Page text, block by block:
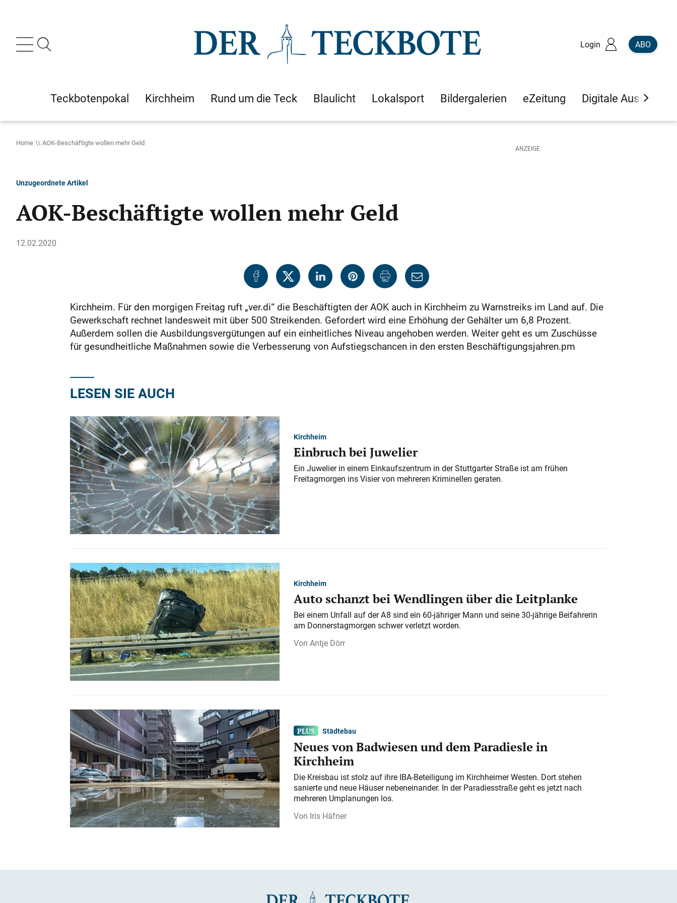
Login ABO
Teckbotenpokal Kirchheim Rund um die Teck Blaulicht Lokalsport Bildergalerien eZeitung Digitale Ausgaben
Home AOK-Beschäftigte wollen mehr Geld
Unzugeordnete Artikel
AOK-Beschäftigte wollen mehr Geld
12.02.2020
Kirchheim. Für den morgigen Freitag ruft „ver.di“ die Beschäftigten der AOK auch in Kirchheim zu Warnstreiks im Land auf. Die
Gewerkschaft rechnet landesweit mit über 500 Streikenden. Gefordert wird eine Erhöhung der Gehälter um 6,8 Prozent.
Außerdem sollen die Ausbildungsvergütungen auf ein einheitliches Niveau angehoben werden. Weiter geht es um Zuschüsse
für gesundheitliche Maßnahmen sowie die Verbesserung von Aufstiegschancen in den ersten Beschäftigungsjahren.pm
LESEN SIE AUCH
Kirchheim
Einbruch bei Juwelier
Ein Juwelier in einem Einkaufszentrum in der Stuttgarter Straße ist am frühen
Freitagmorgen ins Visier von mehreren Kriminellen geraten.
Kirchheim
Auto schanzt bei Wendlingen über die Leitplanke
Bei einem Unfall auf der A 8 sind ein 60-jähriger Mann und seine 30-jährige Beifahrerin
am Donnerstagmorgen schwer verletzt worden.
Antje Dörr
Städtebau
Neues von Badwiesen und dem Paradiesle in
Kirchheim
Die Kreisbau ist stolz auf ihre IBA-Beteiligung im Kirchheimer Westen. Dort stehen
sanierte und neue Häuser nebeneinander. In der Paradiesstraße geht es jetzt nach
mehreren Umplanungen los.
Iris Häfner